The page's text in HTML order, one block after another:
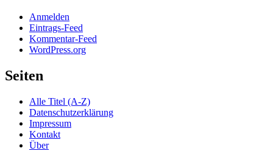
Anmelden
Eintrags-Feed
Kommentar-Feed
WordPress.org
Seiten
Alle Titel (A-Z)
Datenschutzerklärung
Impressum
Kontakt
Über